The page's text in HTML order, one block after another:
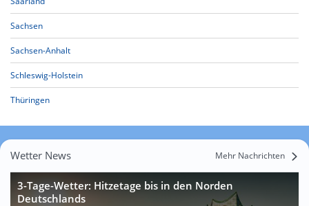
Sachsen
Sachsen-Anhalt
Schleswig-Holstein
Thüringen
Wetter News Mehr Nachrichten
3-Tage-Wetter: Hitzetage bis in den Norden
Deutschlands